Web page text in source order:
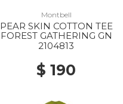
Montbell
PEAR SKIN COTTON TEE
FOREST GATHERING GN
2104813
$ 190